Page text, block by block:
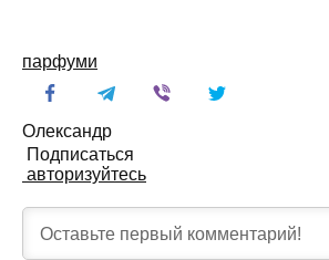
парфуми
Олександр
Подписаться
авторизуйтесь